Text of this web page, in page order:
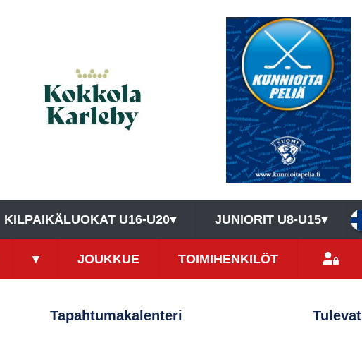
KILPAIKÄLUOKAT U16-U20▾ JUNIORIT U8-U15▾
▾ JOUKKUE TOIMIHENKILÖT
Tapahtumakalenteri